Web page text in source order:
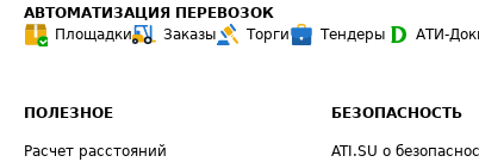
АВТОМАТИЗАЦИЯ ПЕРЕВОЗОК
Площадки
Заказы Торги Тендеры АТИ-
ПОЛЕЗНОЕ
Расчет расстояний
БЕЗОПАСНОСТЬ
ATI.SU о